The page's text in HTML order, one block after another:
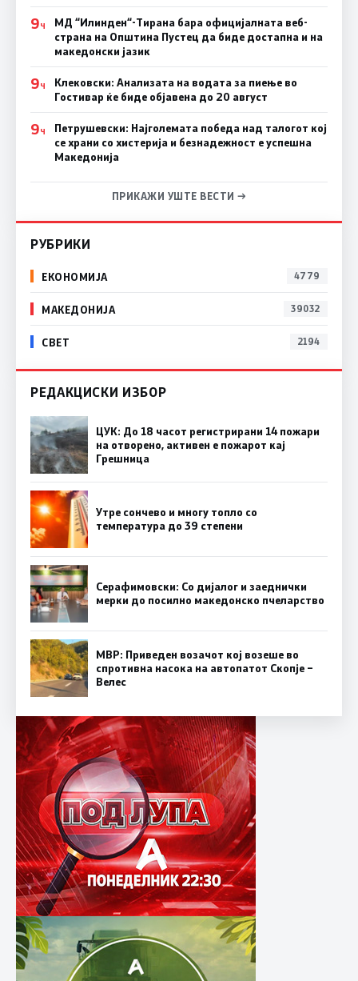
9Ч
МД “Илинден“-Тирана бара официјалната веб-
страна на Општина Пустец да биде достапна и на
македонски јазик
9Ч
Клековски: Анализата на водата за пиење во
Гостивар ќе биде објавена до 20 август
9Ч
Петрушевски: Најголемата победа над талогот кој
се храни со хистерија и безнадежност е успешна
Македонија
ПРИКАЖИ УШТЕ ВЕСТИ →
РУБРИКИ
ЕКОНОМИЈА 4779
МАКЕДОНИЈА 39032
СВЕТ 2194
РЕДАКЦИСКИ ИЗБОР
ЦУК: До 18 часот регистрирани 14 пожари
на отворено, активен е пожарот кај
Грешница
Утре сончево и многу топло со
температура до 39 степени
Серафимовски: Со дијалог и заеднички
мерки до посилно македонско пчеларство
МВР: Приведен возачот кој возеше во
спротивна насока на автопатот Скопје –
Велес